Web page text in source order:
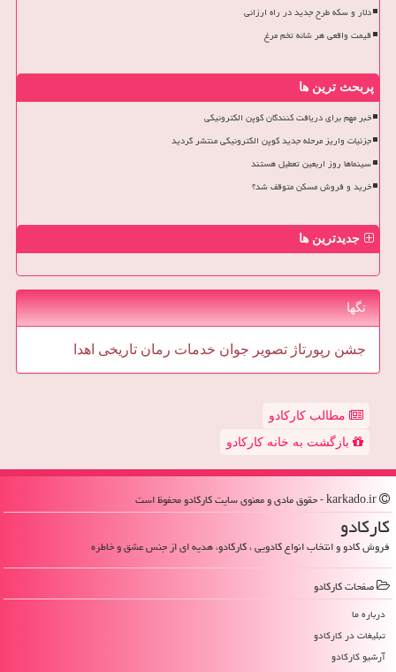
دلار و سکه طرح جدید در راه ارزانی
قیمت واقعی هر شانه تخم مرغ
پربحث ترین ها
خبر مهم برای دریافت کنندگان کوپن الکترونیکی
جزئیات واریز مرحله جدید کوپن الکترونیکی منتشر گردید
سینماها روز اربعین تعطیل هستند
خرید و فروش مسکن متوقف شد؟
جدیدترین ها
تگها
جشن رپورتاژ تصویر جوان خدمات رمان تاریخی اهدا
مطالب کارکادو
بازگشت به خانه کارکادو
كاركادو
فروش کادو و انتخاب انواع کادویی ، کارکادو، هدیه ای از جنس عشق و خاطره
صفحات كاركادو
درباره ما
تبلیغات در كاركادو
آرشیو كاركادو